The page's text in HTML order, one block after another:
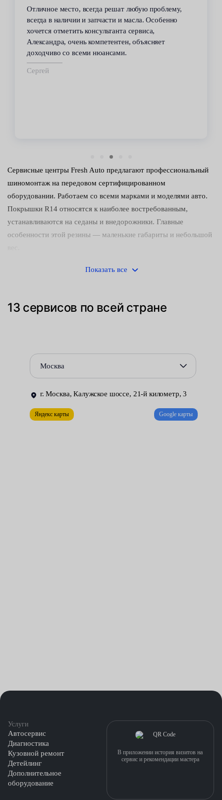
Отличное место, всегда решат любую проблему,
всегда в наличии и запчасти и масла. Особенно
хочется отметить консультанта сервиса,
Александра, очень компетентен, объясняет
доходчиво со всеми нюансами.
Сергей
Сервисные центры Fresh Auto предлагают профессиональный
шиномонтаж на передовом сертифицированном
оборудовании. Работаем со всеми марками и моделями авто.
Покрышки R14 относятся к наиболее востребованным,
устанавливаются на седаны и внедорожники. Главные
особенности этой резины — маленькие габариты и небольшой
затяжка гаек динамометрическим ключом — дает
оперативный демонтаж и установка;
тщательная очистка рабочих поверхностей и т. д.
Цена услуги начинается от 2100 рублей. Мероприятие
включает демонтаж колес, очистку от грязи внутренней
поверхности диска, спуск и снятие резины, балансировка на
Показать все
13 сервисов по всей стране
Москва
г. Москва, Калужское шоссе, 21-й километр, 3
Яндекс карты Google карты
Услуги
Автосервис
Диагностика
Кузовной ремонт
Детейлинг
Дополнительное
оборудование
В приложении история визитов на
сервис и рекомендации мастера